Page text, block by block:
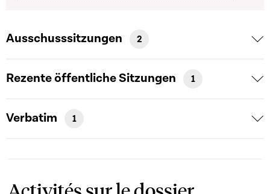
Ausschusssitzungen 2
Rezente öffentliche Sitzungen 1
Verbatim 1